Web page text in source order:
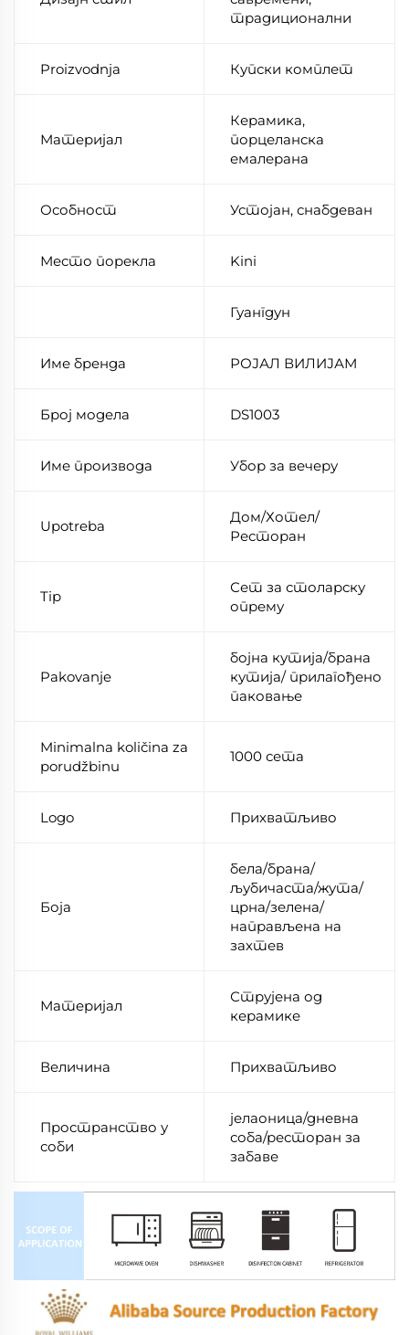
традиционални
Proizvodnja Купски комплет
Материјал
Керамика,
порцеланска
емалерана
Особност Устојан, снабдеван
Место порекла Kini
Гуангдун
Име бренда РОЈАЛ ВИЛИЈАМ
Број модела DS1003
Име производа Убор за вечеру
Upotreba
Дом/Хотел/
Ресторан
Tip
Сет за столарску
опрему
Pakovanje
бојна кутија/брана
кутија/ прилагођено
паковање
Minimalna količina za
porudžbinu
1000 сета
Logo Прихватљиво
Боја
бела/брана/
љубичаста/жута/
црна/зелена/
направљена на
захтев
Материјал
Струјена од
керамике
Величина Прихватљиво
Пространство у
соби
јелаоница/дневна
соба/ресторан за
забаве